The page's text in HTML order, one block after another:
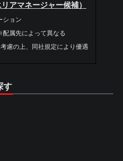
アマネージャー候補）
ション
属先によって異なる
慮の上、同社規定により優遇
す